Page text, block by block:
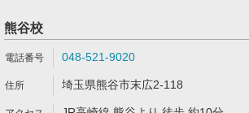
熊谷校
048-521-9020
埼玉県熊谷市末広2-118